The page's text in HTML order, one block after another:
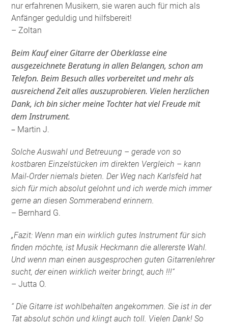
nur erfahrenen Musikern, sie waren auch für mich als
Anfänger geduldig und hilfsbereit!
– Zoltan
Beim Kauf einer Gitarre der Oberklasse eine
ausgezeichnete Beratung in allen Belangen, schon am
Telefon. Beim Besuch alles vorbereitet und mehr als
ausreichend Zeit alles auszuprobieren. Vielen herzlichen
Dank, ich bin sicher meine Tochter hat viel Freude mit
dem Instrument.
– Martin J.
Solche Auswahl und Betreuung – gerade von so
kostbaren Einzelstücken im direkten Vergleich – kann
Mail-Order niemals bieten. Der Weg nach Karlsfeld hat
sich für mich absolut gelohnt und ich werde mich immer
gerne an diesen Sommerabend erinnern.
– Bernhard G.
„Fazit: Wenn man ein wirklich gutes Instrument für sich
finden möchte, ist Musik Heckmann die allererste Wahl.
Und wenn man einen ausgesprochen guten Gitarrenlehrer
sucht, der einen wirklich weiter bringt, auch !!!“
– Jutta O.
“ Die Gitarre ist wohlbehalten angekommen. Sie ist in der
Tat absolut schön und klingt auch toll. Vielen Dank! So